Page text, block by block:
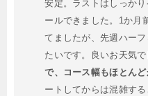
安定。ラストはしっか
ールできました。1か月
てましたが、先週ハー
たいです。良いお天気
で、コース幅もほとん
ートしてからは混雑する